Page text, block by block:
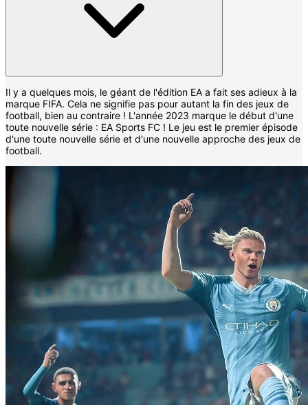
Il y a quelques mois, le géant de l'édition EA a fait ses adieux à la
marque FIFA. Cela ne signifie pas pour autant la fin des jeux de
football, bien au contraire ! L'année 2023 marque le début d'une
toute nouvelle série : EA Sports FC ! Le jeu est le premier épisode
d'une toute nouvelle série et d'une nouvelle approche des jeux de
football.